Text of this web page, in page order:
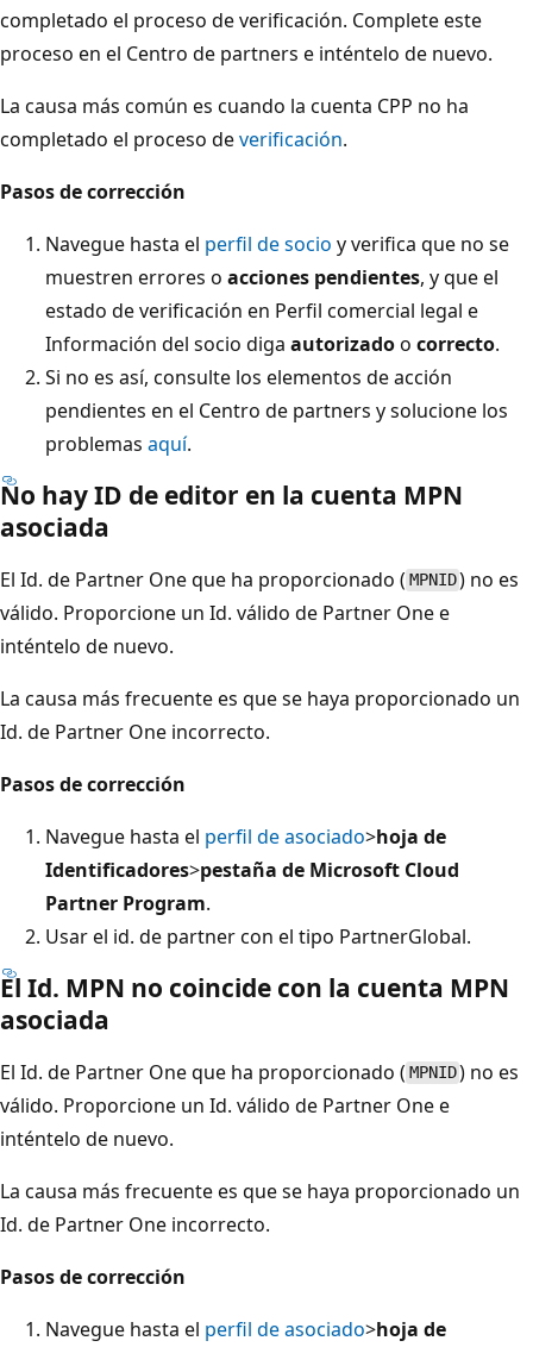
completado el proceso de verificación. Complete este
proceso en el Centro de partners e inténtelo de nuevo.
La causa más común es cuando la cuenta CPP no ha
completado el proceso deverificación.
Pasos de corrección
Navegue hasta el perfil de socio y verifica que no se
muestren errores o acciones pendientes, y que el
estado de verificación en Perfil comercial legal e
Información del socio diga autorizadoo correcto.
Si no es así, consulte los elementos de acción
pendientes en el Centro de partners y solucione los
problemas aquí.
No hay ID de editor en la cuenta MPN
asociada
El Id. de Partner One que ha proporcionado ( MPNID) no es
válido. Proporcione un Id. válido de Partner One e
inténtelo de nuevo.
La causa más frecuente es que se haya proporcionado un
Id. de Partner One incorrecto.
Pasos de corrección
Navegue hasta el perfil de asociado>hoja de
Identificadores>pestaña de Microsoft Cloud
Partner Program.
Usar el id. de partner con el tipo PartnerGlobal.
El Id. MPN no coincide con la cuenta MPN
asociada
El Id. de Partner One que ha proporcionado ( MPNID) no es
válido. Proporcione un Id. válido de Partner One e
inténtelo de nuevo.
La causa más frecuente es que se haya proporcionado un
Id. de Partner One incorrecto.
Pasos de corrección
Navegue hasta el perfil de asociado>hoja de